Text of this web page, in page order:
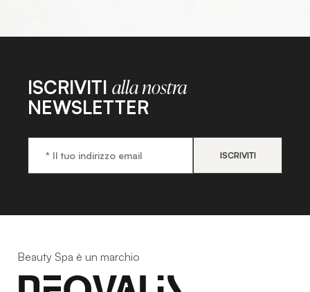
ISCRIVITI alla nostra
NEWSLETTER
Beauty Spa è un marchio